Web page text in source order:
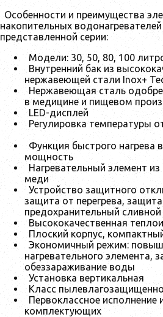
Особенности и преимущества
накопительных
представленной серии:
Модели: 30, 50, 80, 100
Внутренний бак из
нержавеющей стали Inox+
Нержавеющая сталь
в медицине и пищевом
LED-дисплей
Регулировка температуры
Функция быстрого нагрева
мощность
Нагревательный элемент
меди
Устройство защитного
защита от перегрева, защита
предохранительный сливной
Высококачественная
Плоский корпус,
Экономичный режим:
нагревательного элемента,
обеззараживание воды
Установка вертикальная
Класс
Первоклассное исполнение
комплектующих